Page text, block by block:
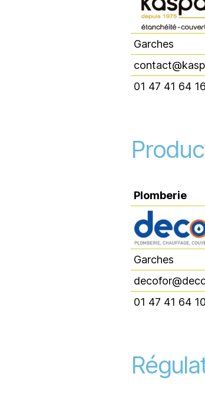
Garches
01 47 41 64 16
Plomberie
Plomberie
Garches
01 47 41 64 10